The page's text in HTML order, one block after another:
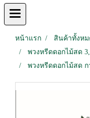
หน้าแรก สินค้าทั้งหม
พวงหรีดดอกไม้สด
พวงหรีดดอกไม้สด